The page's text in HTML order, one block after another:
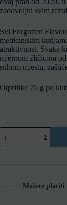
ovaj prah od 2020.
zadovoljni svim
Svi Forgotten
medicinskim
atraktivnost. Svaka
mjernom žličicom
suhom mjestu,
Otprilike 75 g po
Možete platiti